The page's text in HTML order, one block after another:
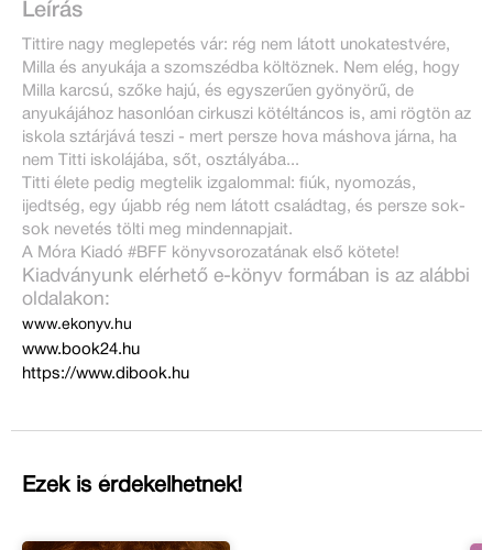
Leírás
Tittire nagy meglepetés vár: rég nem látott unokatestvére,
Milla és anyukája a szomszédba költöznek. Nem elég, hogy
Milla karcsú, szőke hajú, és egyszerűen gyönyörű, de
anyukájához hasonlóan cirkuszi kötéltáncos is, ami rögtön az
iskola sztárjává teszi - mert persze hova máshova járna, ha
nem Titti iskolájába, sőt, osztályába...
Titti élete pedig megtelik izgalommal: fiúk, nyomozás,
ijedtség, egy újabb rég nem látott családtag, és persze sok-
sok nevetés tölti meg mindennapjait.
A Móra Kiadó #BFF könyvsorozatának első kötete!
Kiadványunk elérhető e-könyv formában is az alábbi
oldalakon:
www.ekonyv.hu
www.book24.hu
https://www.dibook.hu
Ezek is érdekelhetnek!